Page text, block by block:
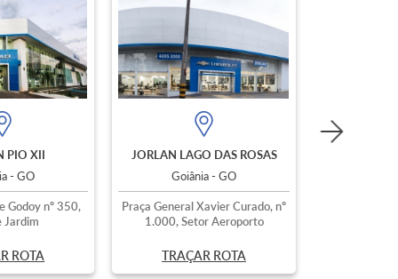
PIO XII
- GO
Godoy nº 350,
Jardim
ROTA
JORLAN LAGO DAS ROSAS
Goiânia - GO
Praça General Xavier Curado, nº
1.000, Setor Aeroporto
TRAÇAR ROTA